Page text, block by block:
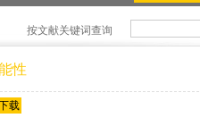
按文献关键词查询
性
载